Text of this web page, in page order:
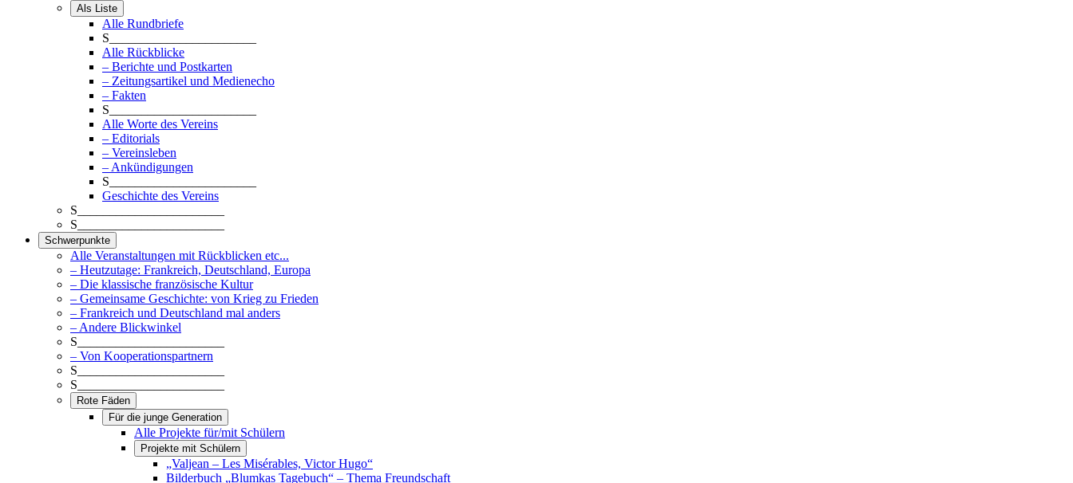
Als Liste
Alle Rundbriefe
S_______________________
Alle Rückblicke
– Berichte und Postkarten
– Zeitungsartikel und Medienecho
– Fakten
S_______________________
Alle Worte des Vereins
– Editorials
– Vereinsleben
– Ankündigungen
S_______________________
Geschichte des Vereins
S_______________________
S_______________________
Schwerpunkte
Alle Veranstaltungen mit Rückblicken etc...
– Heutzutage: Frankreich, Deutschland, Europa
– Die klassische französische Kultur
– Gemeinsame Geschichte: von Krieg zu Frieden
– Frankreich und Deutschland mal anders
– Andere Blickwinkel
S_______________________
– Von Kooperationspartnern
S_______________________
S_______________________
Rote Fäden
Für die junge Generation
Alle Projekte für/mit Schülern
Projekte mit Schülern
„Valjean – Les Misérables, Victor Hugo“
Bilderbuch „Blumkas Tagebuch“ – Thema Freundschaft